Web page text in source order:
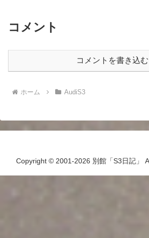
コメント
コメントを書き込む
ホーム AudiS3
Copyright © 2001-2026 別館「S3日記」